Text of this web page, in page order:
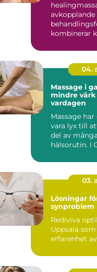
avkopplande
kombinerar
04.
Massage i gagnef
mindre
vardagen
Massage
vara lyx till
del av
hälsorutin. I
03.
Lösningar
synproblem
Rediviva
Uppsala
erfarenhet